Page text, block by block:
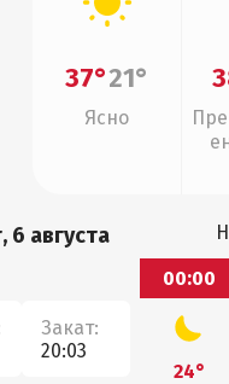
37°21°
Ясно
6 августа
Закат:
20:03
00:00
24°